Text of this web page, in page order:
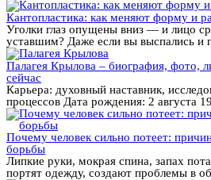
Кантопластика: как меняют форму и
Уголки глаз опущены вниз — и лицо
уставшим? Даже если вы выспались и
Палагея Крылова – биография, фото,
сейчас
Карьера: духовный наставник,
процессов Дата рождения: 2 августа
Почему человек сильно потеет:
борьбы
Липкие руки, мокрая спина, запах
портят одежду, создают проблемы в